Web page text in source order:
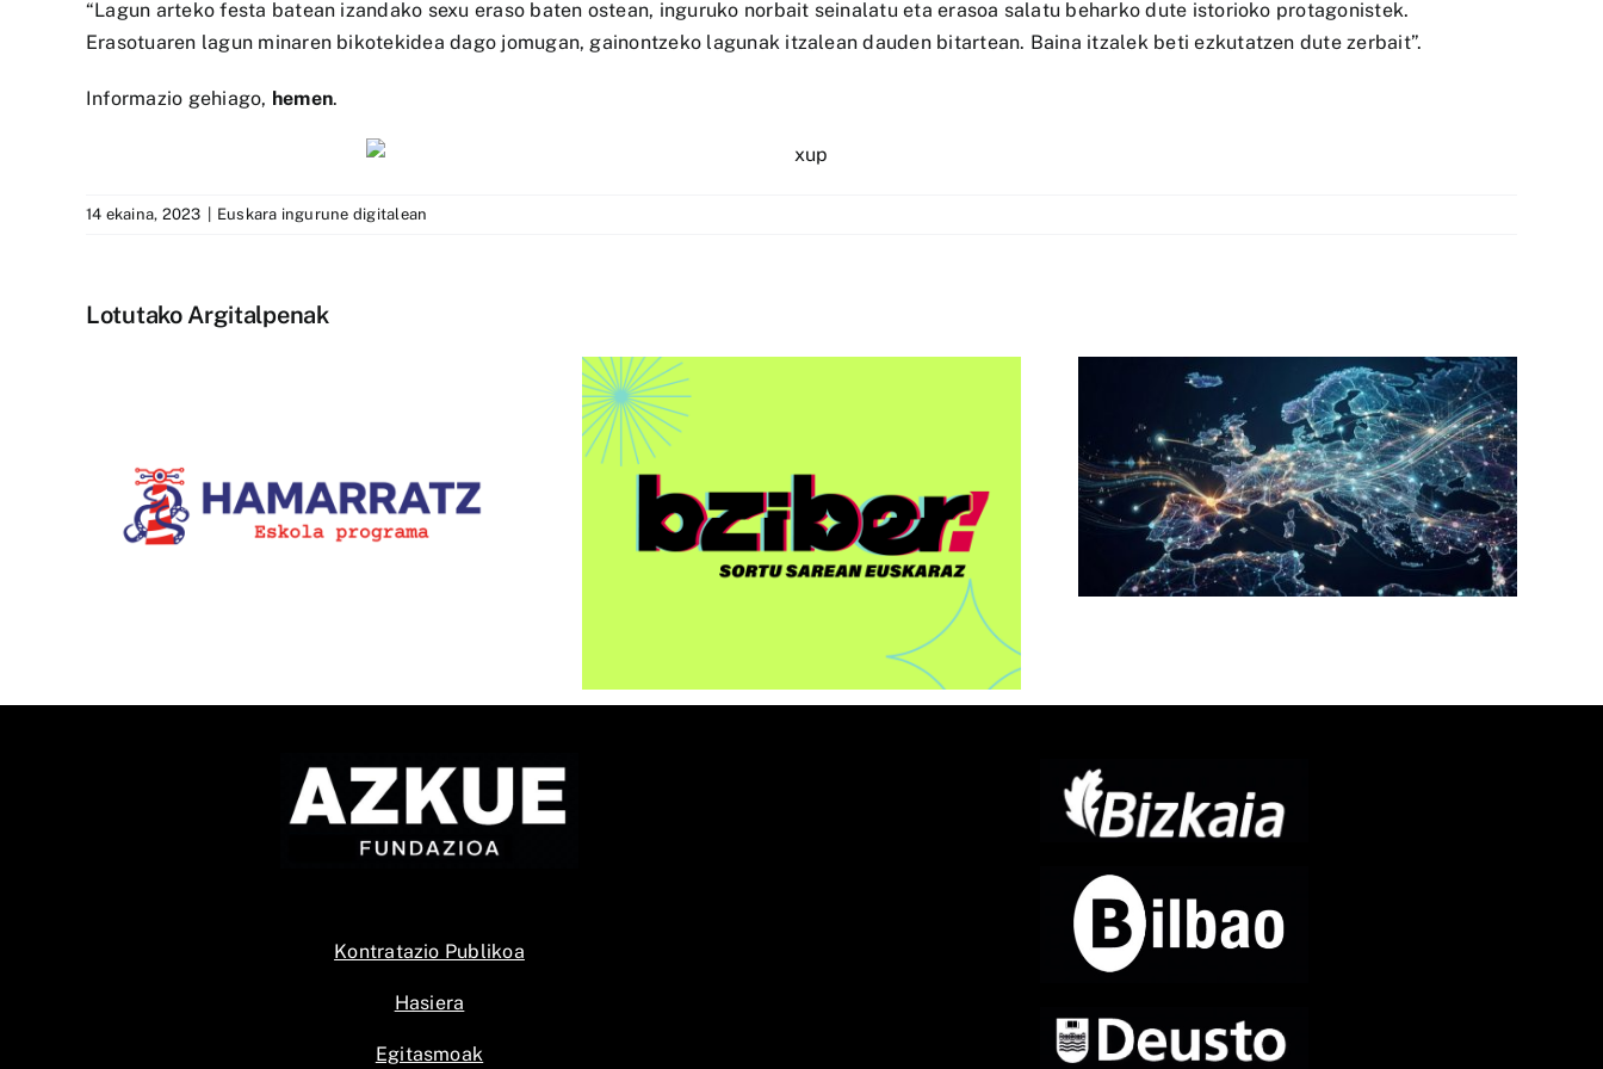
“Lagun arteko festa batean izandako sexu eraso baten ostean, inguruko norbait seinalatu eta erasoa salatu beharko dute istorioko protagonistek.
Erasotuaren lagun minaren bikotekidea dago jomugan, gainontzeko lagunak itzalean dauden bitartean. Baina itzalek beti ezkutatzen dute zerbait”.
Informazio gehiago, hemen.
14 ekaina, 2023 Euskara ingurune digitalean
Lotutako Argitalpenak
1.400.000 ikustaldi izan ditu
Bziber euskarazko
TikTokeko lehiaketaren IX.
Summit 2026” ekitaldia
egingo dute Bilbon
Kontratazio Publikoa
Hasiera
Egitasmoak